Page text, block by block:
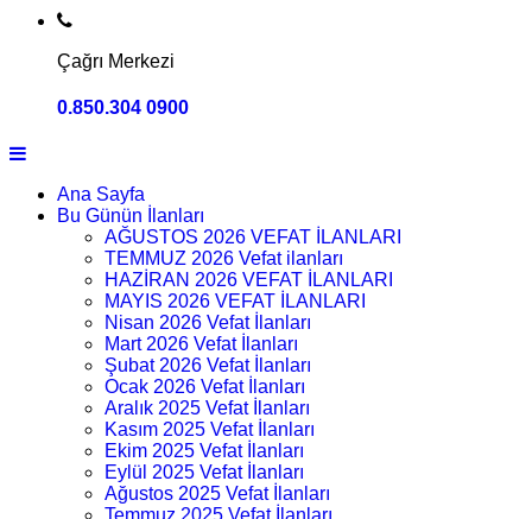
Çağrı Merkezi
0.850.304 0900
Ana Sayfa
Bu Günün İlanları
AĞUSTOS 2026 VEFAT İLANLARI
TEMMUZ 2026 Vefat ilanları
HAZİRAN 2026 VEFAT İLANLARI
MAYIS 2026 VEFAT İLANLARI
Nisan 2026 Vefat İlanları
Mart 2026 Vefat İlanları
Şubat 2026 Vefat İlanları
Ocak 2026 Vefat İlanları
Aralık 2025 Vefat İlanları
Kasım 2025 Vefat İlanları
Ekim 2025 Vefat İlanları
Eylül 2025 Vefat İlanları
Ağustos 2025 Vefat İlanları